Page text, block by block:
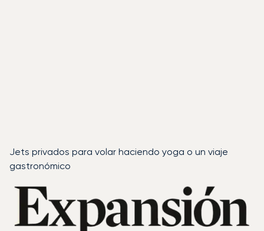
Jets privados para volar haciendo yoga o un viaje
gastronómico